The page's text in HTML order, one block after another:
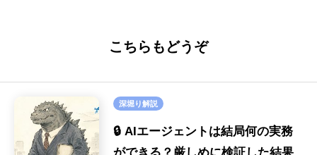
こちらもどうぞ
深堀り解説
🔒 AIエージェントは結局何の実務